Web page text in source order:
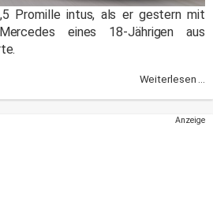
Promille intus, als er gestern mit
eines 18-Jährigen aus
Weiterlesen ...
Anzeige